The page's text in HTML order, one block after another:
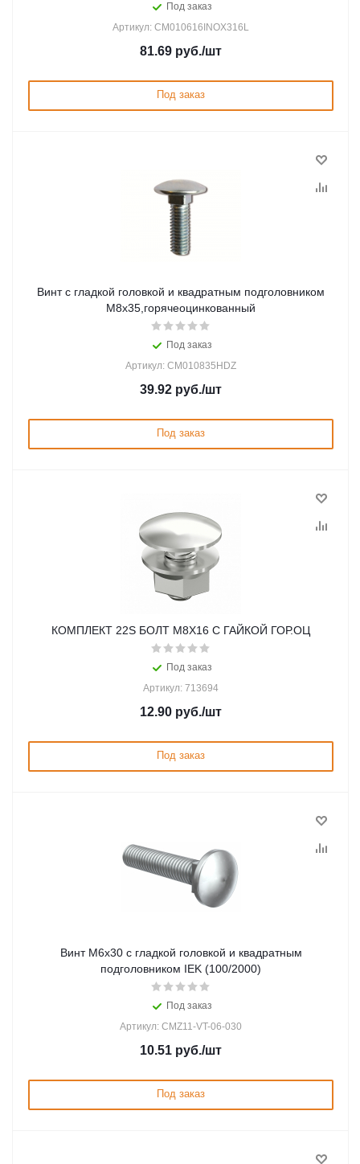
Под заказ
Артикул: CM010616INOX316L
81.69 руб./шт
Под заказ
Винт с гладкой головкой и квадратным подголовником
М8х35,горячеоцинкованный
Под заказ
Артикул: CM010835HDZ
39.92 руб./шт
Под заказ
КОМПЛЕКТ 22S БОЛТ М8Х16 С ГАЙКОЙ ГОР.ОЦ
Под заказ
Артикул: 713694
12.90 руб./шт
Под заказ
Винт М6х30 с гладкой головкой и квадратным
подголовником IEK (100/2000)
Под заказ
Артикул: CMZ11-VT-06-030
10.51 руб./шт
Под заказ